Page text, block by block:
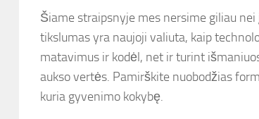
Šiame straipsnyje mes nersime giliau
tikslumas yra naujoji valiuta, kaip
matavimus ir kodėl, net ir turint
aukso vertės. Pamirškite nuobodžias
kuria gyvenimo kokybę.